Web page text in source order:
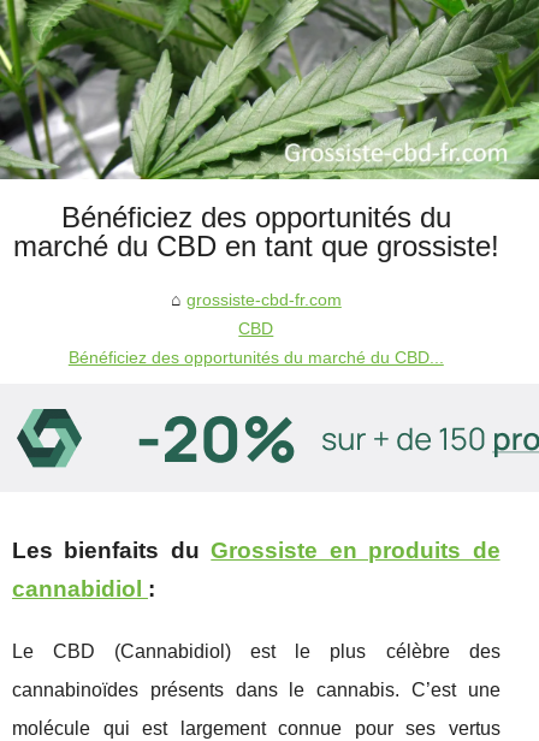
Bénéficiez des opportunités du
marché du CBD en tant que grossiste!
grossiste-cbd-fr.com
CBD
Bénéficiez des opportunités du marché du CBD...
Les bienfaits duGrossiste en produits de
cannabidiol :
Le CBD (Cannabidiol) est le plus célèbre des
cannabinoïdes présents dans le cannabis. C’est une
molécule qui est largement connue pour ses vertus